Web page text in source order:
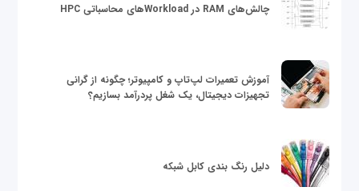
چالش‌های RAM در Workloadهای محاسباتی HPC
آموزش تعمیرات لپ‌تاپ و کامپیوتر؛ چگونه از گرانی
تجهیزات دیجیتال، یک شغل پردرآمد بسازیم؟
دلیل رنگ بندی کابل شبکه